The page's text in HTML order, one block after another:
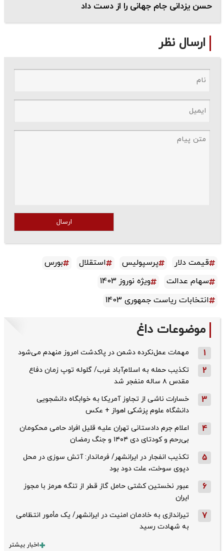
حسن یزدانی جام جهانی را از دست داد
ارسال نظر
ارسال
قیمت دلار پرسپولیس استقلال
بورس
سهام عدالت
ویژه نوروز 1403
انتخابات ریاست جمهوری 1403
موضوعات داغ
1 مهمات عمل‌نکرده دشمن در پاکدشت امروز منهدم می‌شود
2
تکذیب حمله به اسلام‌آباد غرب/ گلوله توپ زمان دفاع
مقدس ۸ ساله منفجر شد
3
خسارات ناشی از تجاوز آمریکا به خوابگاه دانشجویی
دانشگاه علوم پزشکی اهواز + عکس
4
اعلام جرم دادستانی تهران علیه قلیل افراد حامی محکومان
بی‌رحم و کودتای دی‌ ۱۴۰۴ و جنگ رمضان
5
تکذیب ‌انفجار در ایرانشهر/ فرماندار: آتش سوزی در محل
دپوی سوخت، علت دود بود
6
عبور نخستین کشتی حامل گاز قطر از تنگه هرمز با مجوز
ایران
7
تیراندازی به خادمان امنیت در ایرانشهر/ یک مأمور انتظامی
به شهادت رسید
اخبار بیشتر